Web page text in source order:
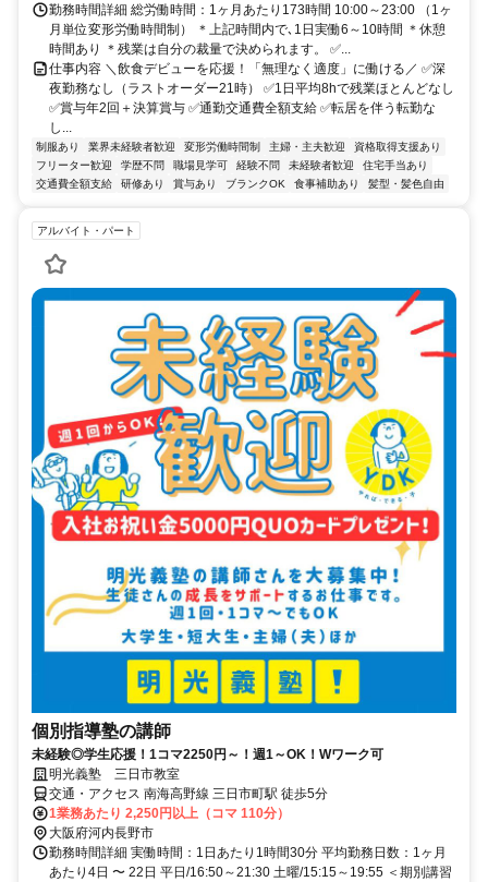
勤務時間詳細 総労働時間：1ヶ月あたり173時間 10:00～23:00 （1ヶ
月単位変形労働時間制） ＊上記時間内で､1日実働6～10時間 ＊休憩
時間あり ＊残業は自分の裁量で決められます。 ✅...
仕事内容 ＼飲食デビューを応援！「無理なく適度」に働ける／ ✅深
夜勤務なし（ラストオーダー21時） ✅1日平均8hで残業ほとんどなし
✅賞与年2回＋決算賞与 ✅通勤交通費全額支給 ✅転居を伴う転勤な
し...
制服あり 業界未経験者歓迎 変形労働時間制 主婦・主夫歓迎
資格取得支援あり
フリーター歓迎
学歴不問 職場見学可 経験不問 未経験者歓迎
住宅手当あり
交通費全額支給
研修あり 賞与あり ブランクOK 食事補助あり 髪型・髪色自由
アルバイト・パート
個別指導塾の講師
未経験◎学生応援！1コマ2250円～！週1～OK！Wワーク可
明光義塾 三日市教室
交通・アクセス 南海高野線 三日市町駅 徒歩5分
1業務あたり 2,250円以上（コマ 110分）
大阪府河内長野市
勤務時間詳細 実働時間：1日あたり1時間30分 平均勤務日数：1ヶ月
あたり4日 〜 22日 平日/16:50～21:30 土曜/15:15～19:55 ＜期別講習